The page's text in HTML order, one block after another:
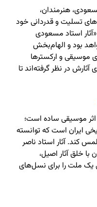
هنرمندان،
تسلیت و قدردانی خود
استاد مسعودی
بود و الهام‌بخش
موسیقی و ارکسترها
آثارش در نظر گرفته‌اند تا
موسیقی ساده است؛
ایران است که توانسته
کند. آثار استاد ناصر
خلق آثار اصیل،
یک ملت را برای نسل‌های